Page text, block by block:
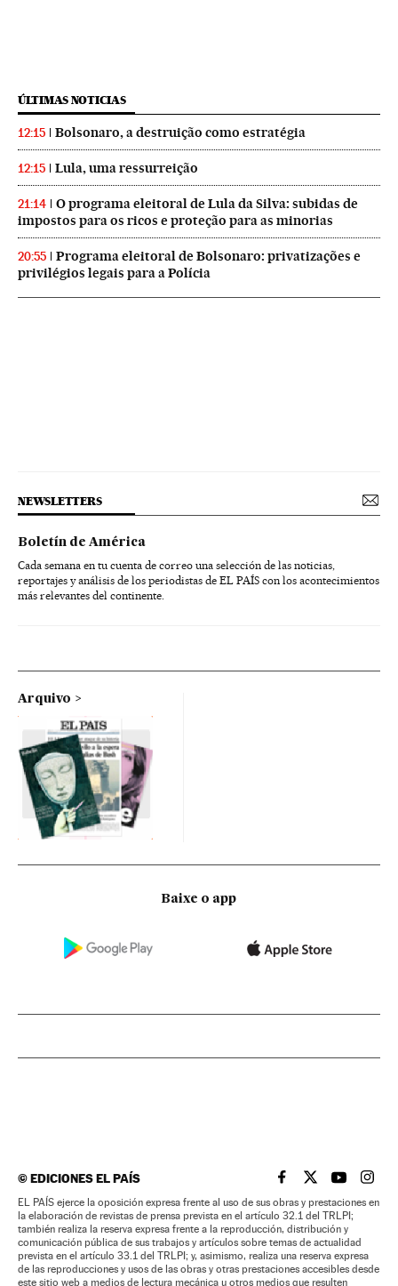
ÚLTIMAS NOTICIAS
12:15 Bolsonaro, a destruição como estratégia
12:15 Lula, uma ressurreição
21:14
O programa eleitoral de Lula da Silva: subidas de
impostos para os ricos e proteção para as minorias
20:55
Programa eleitoral de Bolsonaro: privatizações e
privilégios legais para a Polícia
NEWSLETTERS
Boletín de América
Cada semana en tu cuenta de correo una selección de las noticias,
reportajes y análisis de los periodistas de EL PAÍS con los acontecimientos
más relevantes del continente.
Arquivo
Baixe o app
©EDICIONES EL PAÍS EL PAÍS BRASIL EN
EL PAÍSEL PAÍS
EL
EL PAÍS ejerce la oposición expresa frente al uso de sus obras y prestaciones en
la elaboración de revistas de prensa prevista en el artículo 32.1 del TRLPI;
también realiza la reserva expresa frente a la reproducción, distribución y
comunicación pública de sus trabajos y artículos sobre temas de actualidad
prevista en el artículo 33.1 del TRLPI; y, asimismo, realiza una reserva expresa
de las reproducciones y usos de las obras y otras prestaciones accesibles desde
este sitio web a medios de lectura mecánica u otros medios que resulten